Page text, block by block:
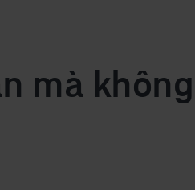
mà không